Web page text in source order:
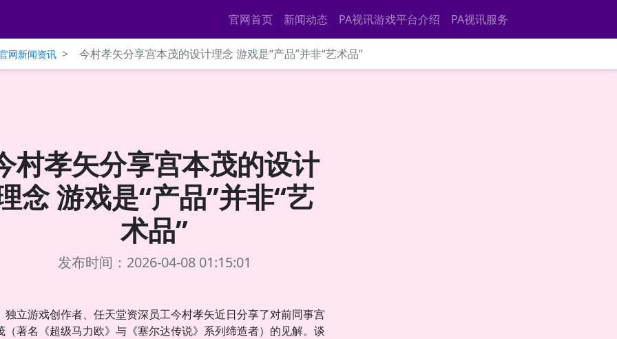
官网首页 新闻动态 PA视讯游戏平台介绍 PA视讯服务
网新闻资讯 > 今村孝矢分享宫本茂的设计理念 游戏是“产品”并非“艺术品”
村孝矢分享宫本茂的设计
念 游戏是“产品”并非“艺
术品”
发布时间：2026-04-08 01:15:01
独立游戏创作者、任天堂资深员工今村孝矢近日分享了对前同事宫
（著名《超级马力欧》与《塞尔达传说》系列缔造者）的见解。谈